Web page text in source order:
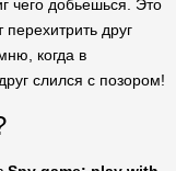
чего добьешься. Это
перехитрить друг
когда в
слился с позором!